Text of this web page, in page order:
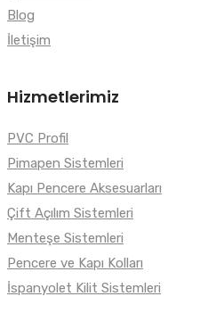
Blog
İletişim
Hizmetlerimiz
PVC Profil
Pimapen Sistemleri
Kapı Pencere Aksesuarları
Çift Açılım Sistemleri
Menteşe Sistemleri
Pencere ve Kapı Kolları
İspanyolet Kilit Sistemleri